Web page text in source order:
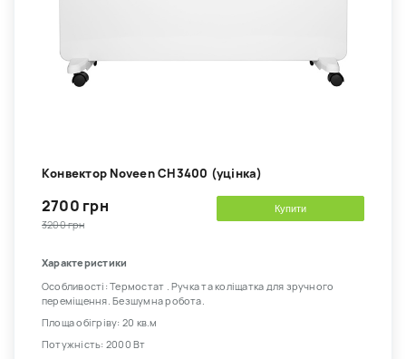
Kонвектор Noveen CH3400 (уцінка)
2700 грн
3200 грн
Купити
Характеристики
Особливості: Термостат . Ручка та коліщатка для зручного
переміщення. Безшумна робота.
Площа обігріву: 20 кв.м
Потужність: 2000 Вт